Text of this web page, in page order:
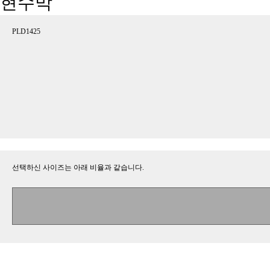
PLD1425
선택하신 사이즈는 아래 비율과 같습니다.